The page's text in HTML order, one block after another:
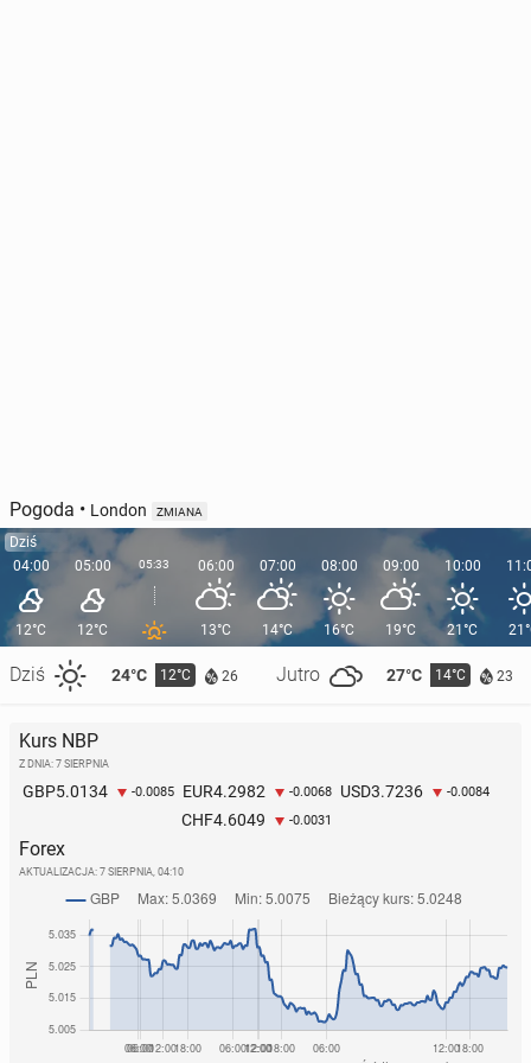
Pogoda • London ZMIANA
Dziś
04:00
12°C
Dziś 24°C 12°C 26 Jutro 27°C 14°C 23
05:00
12°C
05:33 06:00
13°C
07:00
14°C
08:00
16°C
09:00
19°C
10:00
21°C
Kurs NBP
Z DNIA: 7 SIERPNIA
GBP5.0134 -0.0085 EUR4.2982 -0.0068 USD3.7236 -0.0084
CHF4.6049 -0.0031
Forex
AKTUALIZACJA: 7 SIERPNIA, 04:10